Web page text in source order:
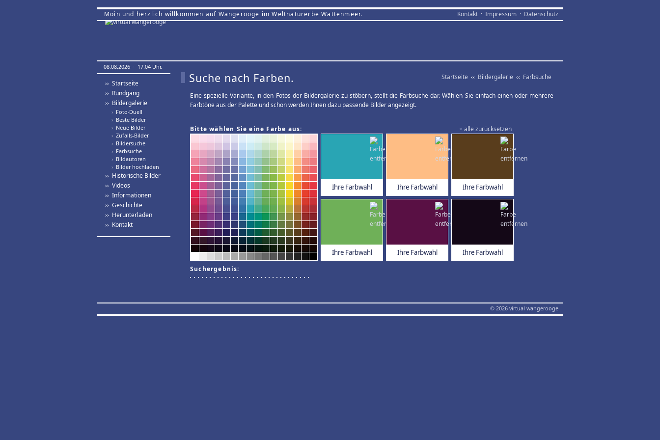
Moin und herzlich willkommen auf Wangerooge im Weltnaturerbe Wattenmeer. Kontakt · Impressum · Datenschutz
08.08.2026 · 17:04 Uhr.
›› Startseite
›› Rundgang
›› Bildergalerie
› Foto-Duell
› Beste Bilder
› Neue Bilder
› Zufalls-Bilder
› Bildersuche
› Farbsuche
› Bildautoren
› Bilder hochladen
›› Historische Bilder
›› Videos
›› Informationen
›› Geschichte
›› Herunterladen
›› Kontakt
Startseite ‹‹ Bildergalerie ‹‹ Farbsuche
Suche nach Farben.
Eine spezielle Variante, in den Fotos der Bildergalerie zu stöbern, stellt die Farbsuche dar. Wählen Sie einfach einen oder mehrere
Farbtöne aus der Palette und schon werden Ihnen dazu passende Bilder angezeigt.
× alle zurücksetzen
Bitte wählen Sie eine Farbe aus:
Ihre Farbwahl Ihre Farbwahl Ihre Farbwahl
Ihre Farbwahl Ihre Farbwahl Ihre Farbwahl
Suchergebnis:
© 2026 virtual wangerooge